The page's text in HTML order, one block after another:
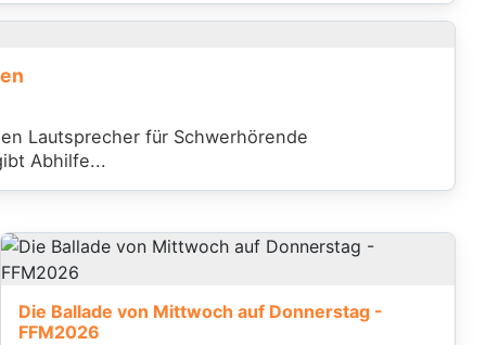
Lautsprecher für Schwerhörende
Abhilfe...
Die Ballade von Mittwoch auf Donnerstag -
FFM2026